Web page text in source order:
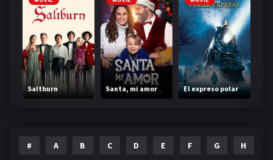
Saltburn Santa, mi amor El expreso polar
# A B C D E F G H